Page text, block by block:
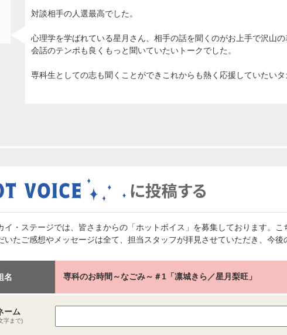
対談相手の人選最高でした。
心理学を学ばれている星月さん、相手の話を聞くのがお上手で沢山
会話のテンポも良くもっと聞いていたいトークでした。
専科生としての志も聞くことができこれからも熱く応援していたいタ
イ・ステージでは、皆さまからの「ホットボイス」を募集しております。
いたご感想やメッセージは全て、担当スタッフが拝見させていただき、今後
名 専科のお時間～なごみ～＃1「凛城きら／星月梨旺」
ーム
字まで)